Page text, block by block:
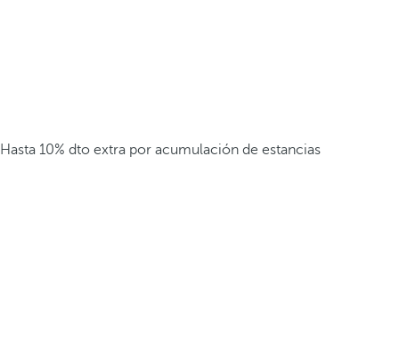
Hasta 10% dto extra por acumulación de estancias